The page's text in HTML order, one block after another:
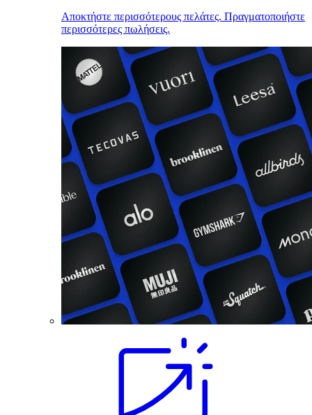
Αποκτήστε περισσότερους πελάτες. Πραγματοποιήστε
περισσότερες πωλήσεις.